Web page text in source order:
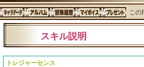
この
スキル説明
トレジャーセンス